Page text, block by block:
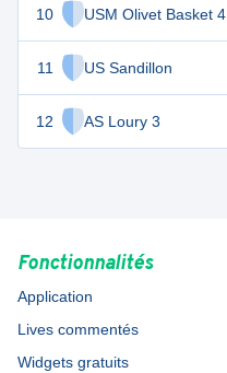
10
USM Olivet Basket 4
11 US Sandillon
12 AS Loury 3
28
Fonctionnalités
Application
Lives commentés
Widgets gratuits